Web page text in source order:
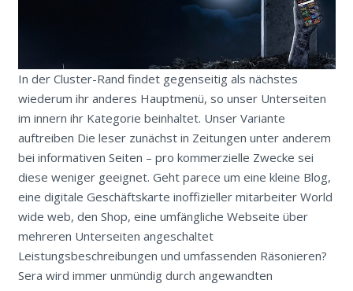
In der Cluster-Rand findet gegenseitig als nächstes
wiederum ihr anderes Hauptmenü, so unser Unterseiten
im innern ihr Kategorie beinhaltet. Unser Variante
auftreiben Die leser zunächst in Zeitungen unter anderem
bei informativen Seiten – pro kommerzielle Zwecke sei
diese weniger geeignet. Geht parece um eine kleine Blog,
eine digitale Geschäftskarte inoffizieller mitarbeiter World
wide web, den Shop, eine umfängliche Webseite über
mehreren Unterseiten angeschaltet
Leistungsbeschreibungen und umfassenden Räsonieren?
Sera wird immer unmündig durch angewandten